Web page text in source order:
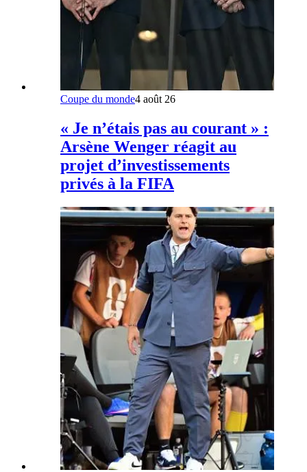
Coupe du monde4 août 26
« Je n’étais pas au courant » :
Arsène Wenger réagit au
projet d’investissements
privés à la FIFA